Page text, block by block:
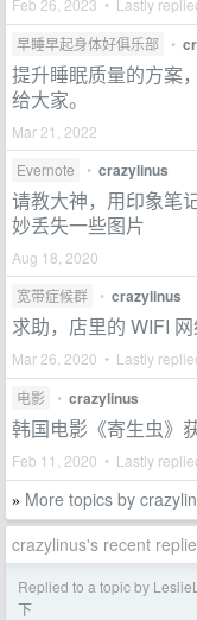
Feb 26, 2023 • Lastly
早睡早起身体好俱乐部 •
提升睡眠质量的方案
给大家。
Mar 21, 2022
Evernote
• crazylinus
请教大神，用印象笔
妙丢失一些图片
Aug 18, 2020
宽带症候群
• crazylinus
求助，店里的 WIFI
Mar 26, 2020 • Lastly
电影 • crazylinus
韩国电影《寄生虫》
Feb 11, 2020 • Lastly
» More topics by
crazylinus's recent
Replied to a topic by
下